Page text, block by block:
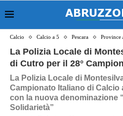
Calcio Calcio a 5 Pescara Province
La Polizia Locale di
di Cutro per il 28°
La Polizia Locale di
Campionato Italiano di Calcio
con la nuova denominazione
Solidarietà”